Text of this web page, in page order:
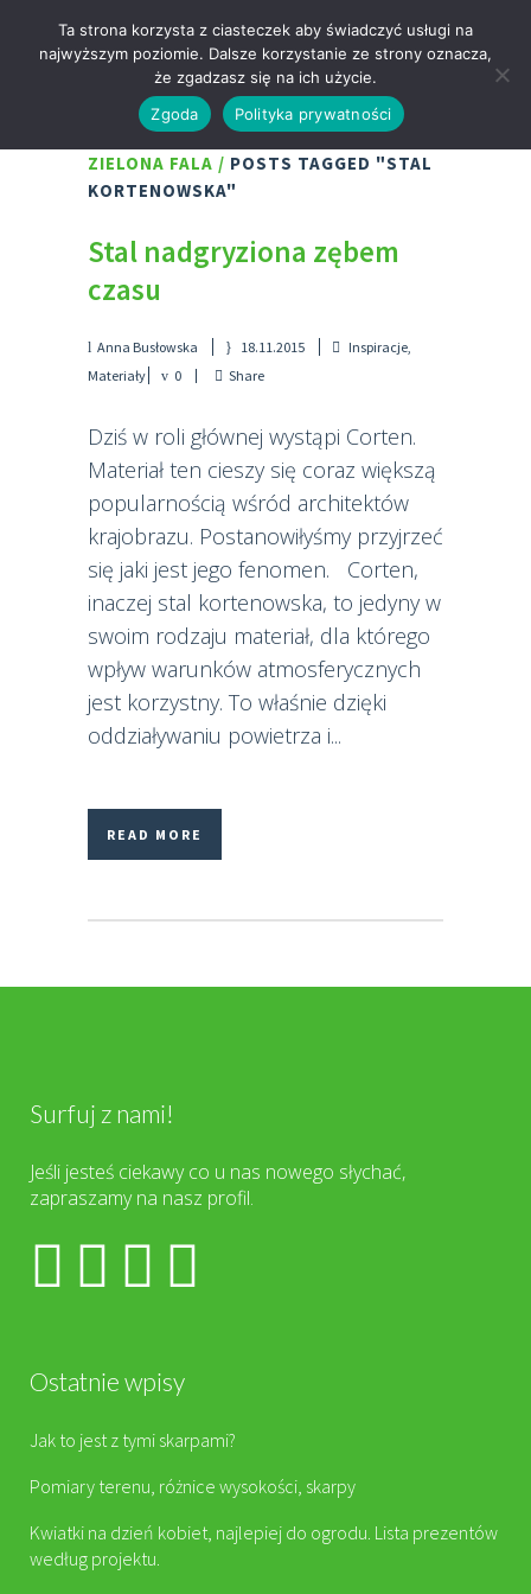
ZIELONA FALA / POSTS TAGGED "STAL
KORTENOWSKA"
Stal nadgryziona zębem
czasu
Anna Busłowska 18.11.2015 Inspiracje,
Materiały
0 Share
Dziś w roli głównej wystąpi Corten.
Materiał ten cieszy się coraz większą
popularnością wśród architektów
krajobrazu. Postanowiłyśmy przyjrzeć
się jaki jest jego fenomen. Corten,
inaczej stal kortenowska, to jedyny w
swoim rodzaju materiał, dla którego
wpływ warunków atmosferycznych
jest korzystny. To właśnie dzięki
oddziaływaniu powietrza i...
READ MORE
Surfuj z nami!
Jeśli jesteś ciekawy co u nas nowego słychać,
zapraszamy na nasz profil.
Ostatnie wpisy
Jak to jest z tymi skarpami?
Pomiary terenu, różnice wysokości, skarpy
Kwiatki na dzień kobiet, najlepiej do ogrodu. Lista prezentów
według projektu.
Ta strona korzysta z ciasteczek aby świadczyć usługi na
najwyższym poziomie. Dalsze korzystanie ze strony oznacza,
że zgadzasz się na ich użycie.
Zgoda
Polityka prywatności